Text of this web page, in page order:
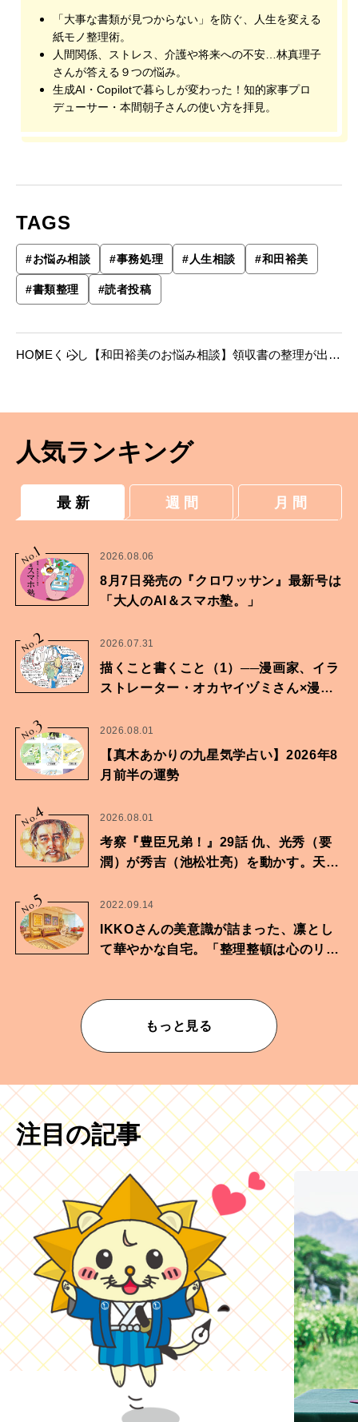
「大事な書類が見つからない」を防ぐ、人生を変える
紙モノ整理術。
人間関係、ストレス、介護や将来への不安…林真理子
さんが答える９つの悩み。
生成AI・Copilotで暮らしが変わった！知的家事プロ
デューサー・本間朝子さんの使い方を拝見。
TAGS
#お悩み相談 #事務処理 # 人生相談 #和田裕美
#書類整理 #読者投稿
HOME くらし
【和田裕美のお悩み相談】領収書の整理が出来
人気ランキング
最 新 週 間 月 間
No.
1 2026.08.06
8月7日発売の『クロワッサン』最新号は
「大人のAI＆スマホ塾。」
No.2 2026.07.31
描くこと書くこと（1）──漫画家、イラ
ストレーター・オカヤイヅミさん×漫画
No.
3 2026.08.01
【真木あかりの九星気学占い】2026年8
月前半の運勢
No.
4 2026.08.01
考察『豊臣兄弟！』29話 仇、光秀（要
潤）が秀吉（池松壮亮）を動かす。天下
No.
5 2022.09.14
IKKOさんの美意識が詰まった、凛とし
て華やかな自宅。「整理整頓は心のリズ
もっと見る
注目の記事